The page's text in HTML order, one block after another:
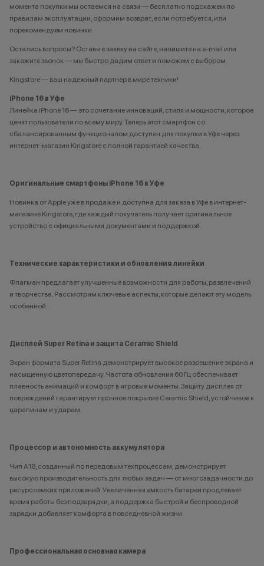
момента покупки мы остаемся на связи — бесплатно подскажем по
правилам эксплуатации, оформим возврат, если потребуется, или
порекомендуем новинки.
Остались вопросы? Оставьте заявку на сайте, напишите на e-mail или
закажите звонок — мы быстро дадим ответ и поможем с выбором.
Kingstore — ваш надежный партнер в мире техники!
iPhone 16 в Уфе
Линейка iPhone 16 — это сочетание инноваций, стиля и мощности, которое
ценят пользователи по всему миру. Теперь этот смартфон со
сбалансированным функционалом доступен для покупки в Уфе через
интернет-магазин Kingstore с полной гарантией качества.
Оригинальные смартфоны iPhone 16 в Уфе
Новинка от Apple уже в продаже и доступна для заказа в Уфе в интернет-
магазине Kingstore, где каждый покупатель получает оригинальное
устройство с официальными документами и поддержкой.
Технические характеристики и обновления линейки
Флагман предлагает улучшенные возможности для работы, развлечений
и творчества. Рассмотрим ключевые аспекты, которые делают эту модель
особенной.
Дисплей Super Retina и защита Ceramic Shield
Экран формата Super Retina демонстрирует высокое разрешение экрана и
насыщенную цветопередачу. Частота обновления 60 Гц обеспечивает
плавность анимаций и комфорт в игровые моменты. Защиту дисплея от
повреждений гарантирует прочное покрытие Ceramic Shield, устойчивое к
царапинам и ударам.
Процессор и автономность аккумулятора
Чип A18, созданный по передовым техпроцессам, демонстрирует
высокую производительность для любых задач — от многозадачности до
ресурсоемких приложений. Увеличенная емкость батареи продлевает
время работы без подзарядки, а поддержка быстрой и беспроводной
зарядки добавляет комфорта в повседневной жизни.
Профессиональная основная камера